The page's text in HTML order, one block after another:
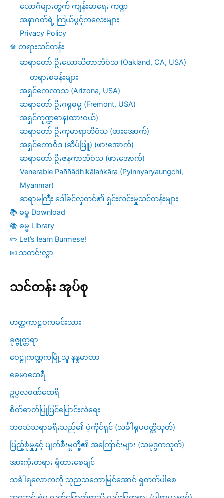
ယောဂီများတွက် ကျန်းမာရေး ကဏ္ဍ
အနာဂတ်ရဲ့ ကြယ်ပွင့်ကလေးများ
Privacy Policy
☸️ တရားသင်တန်း
ဆရာတော် ဦးဃောသိတာဘိဝံသ (Oakland, CA, USA)
တရားစခန်းများ
အရှင်ကေလာသ (Arizona, USA)
ဆရာတော် ဦးဂရုဓမ္မ (Fremont, USA)
အရှင်ကုဏ္ဍဓာန(ထားဝယ်)
ဆရာတော် ဦးကုမာရာဘိဝံသ (ဖားအောက်)
အရှင်ကောဝိဒ (ဆိပ်ဖြူ) (ဖားအောက်)
ဆရာတော် ဦးဇနကာဘိဝံသ (ဖားအောက်)
Venerable Paññādhikālaṅkāra (Pyinnyaryaungchi,
Myanmar)
ဆရာမကြီး ဒေါ်ခင်လှတင်၏ ရှင်းလင်းမှုသင်တန်းများ
📚 ဓမ္ဓ Download
📚 ဓမ္ဓ Library
✏️ Let’s learn Burmese!
📧 သတင်းလွှာ
သင်တန်း အုပ်စု
ဟတ္ထကာဠဝကမင်းသား
ခုဇ္ဇုတ္တရာ
ဝေဠုကဏ္ဍကမြို့သူ နန္ဒမာတာ
ခေမာထေရီ
ဥပ္ပလဝဏ်ထေရီ
စိတ်ဓာတ်ပြုပြင်ပြောင်းလဲရေး
ဘဝသံသရာခရီးသည်၏ ပဲ့ကိုင်ရှင် (သင်္ခါရုပပတ္တိသုတ်)
ပြည့်စုံမှုနှင့် ပျက်စီးမှုတို့၏ အကြောင်းများ (သမုဒ္ဒကသုတ်)
အားကိုးတရား ရှိထားစေချင်
သင်္ခါရလောကကို သုညသဘောမြင်အောင် ရှုတတ်ပါစေ